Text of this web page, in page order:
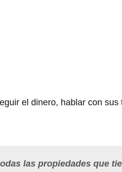
el dinero, hablar con
las propiedades que